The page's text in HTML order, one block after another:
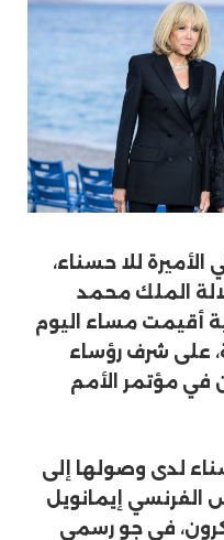
للا حسناء،
الملك محمد
أقيمت مساء اليوم
على شرف رؤساء
في مؤتمر الأمم
لدى وصولها إلى
إيمانويل
في جو رسمي